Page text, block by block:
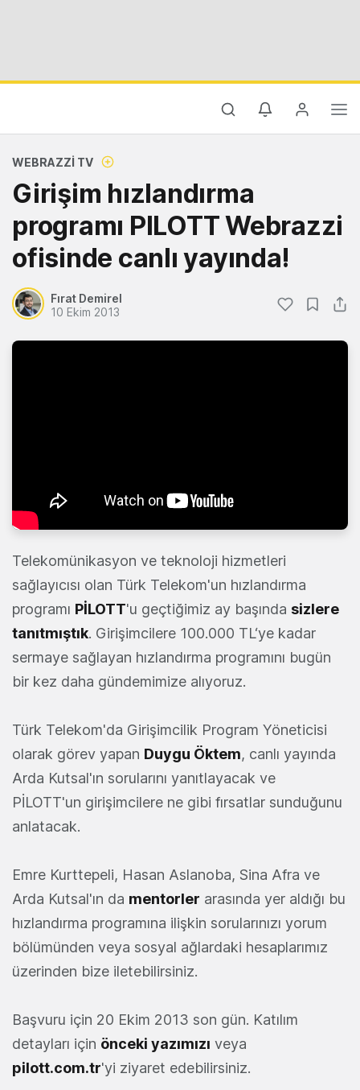
WEBRAZZI TV
Girişim hızlandırma
programı PILOTT Webrazzi
ofisinde canlı yayında!
Fırat Demirel
10 Ekim 2013
Telekomünikasyon ve teknoloji hizmetleri
sağlayıcısı olan Türk Telekom'un hızlandırma
programı PİLOTT'u geçtiğimiz ay başında sizlere
tanıtmıştık. Girişimcilere 100.000 TL‘ye kadar
sermaye sağlayan hızlandırma programını bugün
bir kez daha gündemimize alıyoruz.
Türk Telekom'da Girişimcilik Program Yöneticisi
olarak görev yapan Duygu Öktem, canlı yayında
Arda Kutsal'ın sorularını yanıtlayacak ve
PİLOTT'un girişimcilere ne gibi fırsatlar sunduğunu
anlatacak.
Emre Kurttepeli, Hasan Aslanoba, Sina Afra ve
Arda Kutsal'ın da mentorler arasında yer aldığı bu
hızlandırma programına ilişkin sorularınızı yorum
bölümünden veya sosyal ağlardaki hesaplarımız
üzerinden bize iletebilirsiniz.
Başvuru için 20 Ekim 2013 son gün. Katılım
detayları için önceki yazımızı veya
pilott.com.tr'yi ziyaret edebilirsiniz.